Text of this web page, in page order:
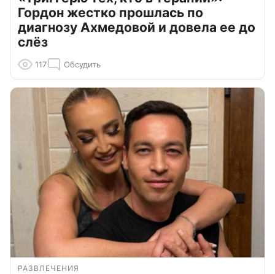
Гордон жестко прошлась по
диагнозу Ахмедовой и довела ее до
слёз
117 Обсудить
РАЗВЛЕЧЕНИЯ